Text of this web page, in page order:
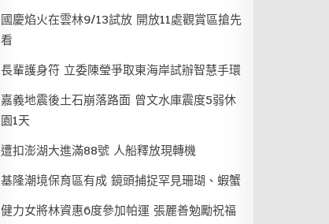
國慶焰火在雲林9/13試放 開放11處觀賞區搶先
看
長輩護身符 立委陳瑩爭取東海岸試辦智慧手環
嘉義地震後土石崩落路面 曾文水庫震度5弱休
園1天
遭扣澎湖大進滿88號 人船釋放現轉機
基隆潮境保育區有成 鏡頭捕捉罕見珊瑚、蝦蟹
健力女將林資惠6度參加帕運 張麗善勉勵祝福